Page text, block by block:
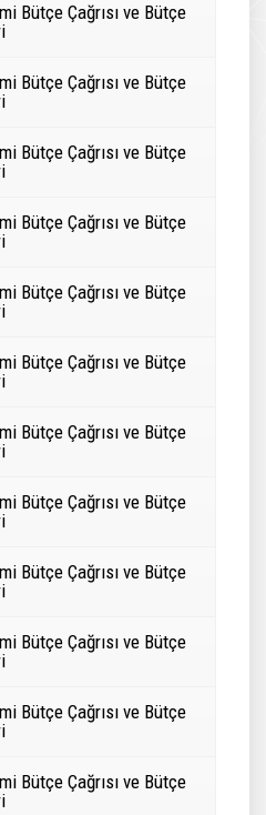
Bütçe Çağrısı ve Bütçe
Bütçe Çağrısı ve Bütçe
Bütçe Çağrısı ve Bütçe
Bütçe Çağrısı ve Bütçe
Bütçe Çağrısı ve Bütçe
Bütçe Çağrısı ve Bütçe
Bütçe Çağrısı ve Bütçe
Bütçe Çağrısı ve Bütçe
Bütçe Çağrısı ve Bütçe
Bütçe Çağrısı ve Bütçe
Bütçe Çağrısı ve Bütçe
Bütçe Çağrısı ve Bütçe